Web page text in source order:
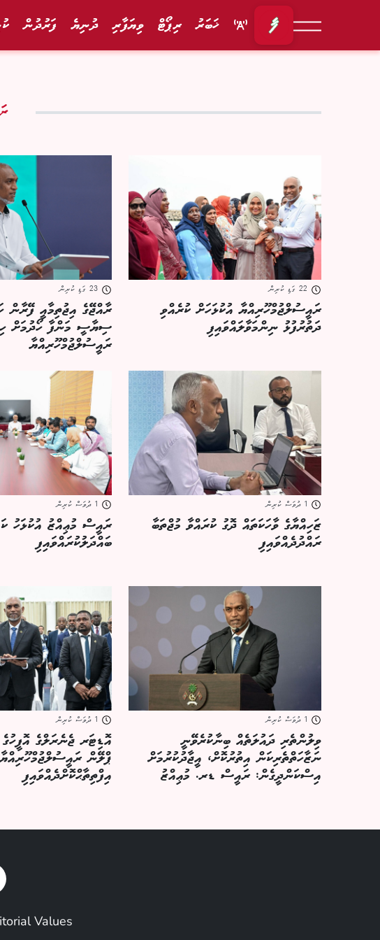
ޚަބަރު ރިޕޯޓް ވިޔަފާރި ދުނިޔެ ފަރުދުން
ރައީސުލްޖުމްހޫރިއްޔާ އުކުޅަހަށް ކުރެއްވި
ދަތުރުފުޅު ނިންމަވާލައްވައިފި
ރާއްޖޭގެ އިޖުތިމާއީ ފޭރާން
ސިޔާސީ މަންފާ ހޯދުމަށް
ރައީސުލްޖުމްހޫރިއްޔާ
ޒަހިއްޔާގެ ވާހަކަތައް ދޮގު ކުރައްވާ މުޖްތަބާ
ރައްދުދެއްވައިފި
ރައީސް މުޢިއްޒު އުކުޅަހު
ބައްދަލުކުރައްވައިފި
ވިލުންތެރި ދައުލަތެއް ބިނާކުރެވޭނީ
ނަޒާހަތްތެރިކަން އިތުރުކޮށް، އީޖާދުކުރުމަށް
އިސްކަންދީގެން: ރައީސް ޑރ. މުޢިއްޒު
އޮޑިޓަރ ޖެނެރަލްގެ
ޕްލޭން ރައީސުލްޖުމްހޫރިއްޔާ
އިފްތިތާޙްކޮށްދެއްވައިފި
Values